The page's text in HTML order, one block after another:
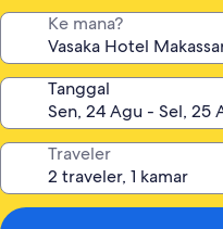
Ke mana?
Tanggal
Traveler